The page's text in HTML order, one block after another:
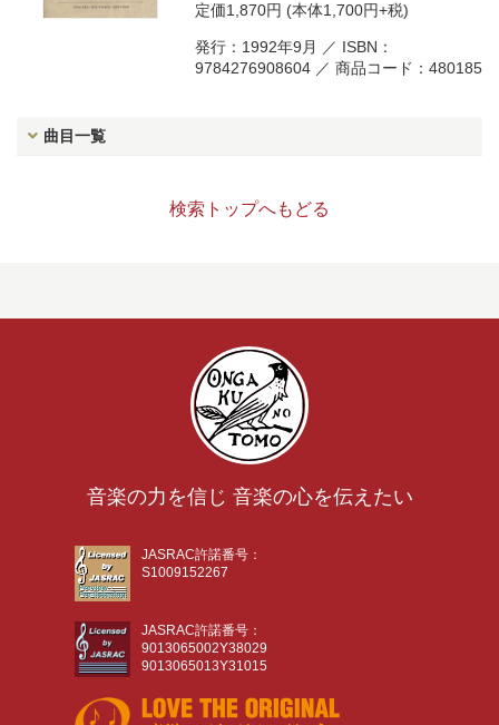
定価1,870円 (本体1,700円+税)
発行：1992年9月 ／ ISBN：
9784276908604 ／ 商品コード：480185
曲目一覧
検索トップへもどる
音楽の力を信じ 音楽の心を伝えたい
JASRAC許諾番号：
S1009152267
JASRAC許諾番号：
9013065002Y38029
9013065013Y31015